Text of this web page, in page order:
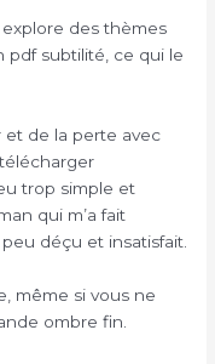
des thèmes
pdf subtilité, ce qui le
et de la perte avec
trop simple et
qui m’a fait
déçu et insatisfait.
même si vous ne
ombre fin.